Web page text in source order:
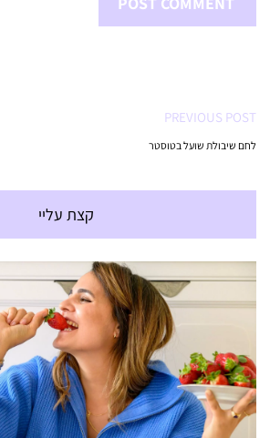
PREVIOUS POST
לחם שיבולת שועל בטוסטר
קצת עליי